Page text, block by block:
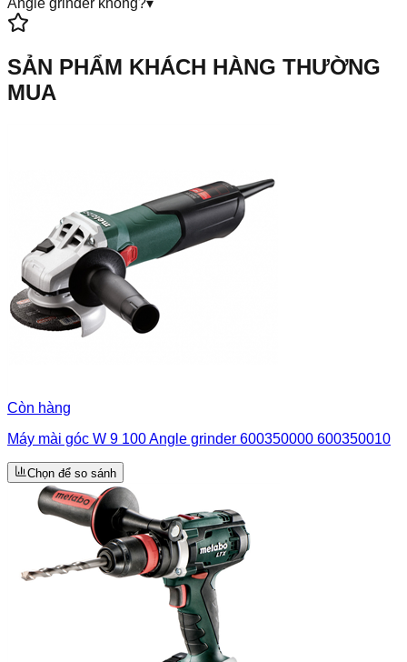
SẢN PHẨM KHÁCH HÀNG THƯỜNG
MUA
Còn hàng
Máy mài góc W 9 100 Angle grinder 600350000 600350010
Chọn để so sánh